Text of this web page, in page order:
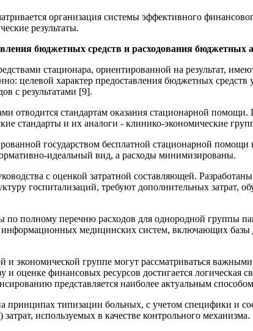
организация системы эффективного
результаты.
бюджетных средств и расходования бюджетных
стационара, ориентированной на результат,
целевой характер предоставления бюджетных
с результатами [9].
отводится стандартам оказания стационарной помощи.
стандарты и их аналоги - клинико-экономические
государством бесплатной стационарной помощи
идеальный вид, а расходы минимизированы.
с оценкой затратной составляющей.
госпитализаций, требуют дополнительных затрат,
полному перечню расходов для однородной группы
информационных медицинских систем, включающих
экономической группе могут рассматриваться
финансовых ресурсов достигается логическая
представляется наиболее актуальным
типизации больных, с учетом специфики и
используемых в качестве контрольного механизма.